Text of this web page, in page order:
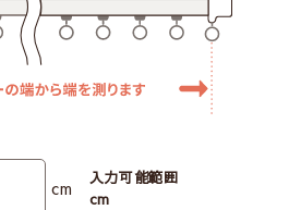
cm
入力可能範囲
cm